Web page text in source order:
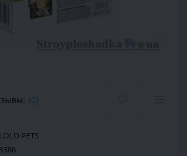
(0)
LOLO PETS